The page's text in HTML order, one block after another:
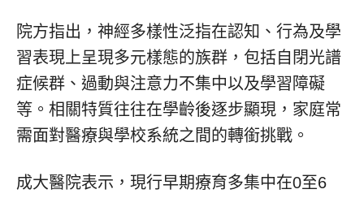
院方指出，神經多樣性泛指在認知、行為及學
習表現上呈現多元樣態的族群，包括自閉光譜
症候群、過動與注意力不集中以及學習障礙
等。相關特質往往在學齡後逐步顯現，家庭常
需面對醫療與學校系統之間的轉銜挑戰。
成大醫院表示，現行早期療育多集中在0至6